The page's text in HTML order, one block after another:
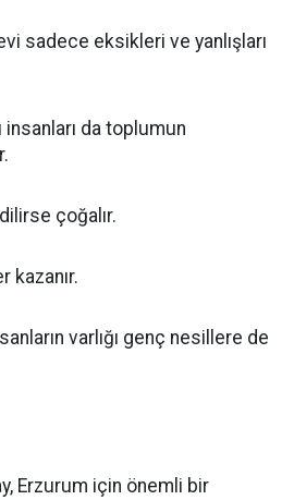
sadece eksikleri ve yanlışları
insanları da toplumun
çoğalır.
kazanır.
varlığı genç nesillere de
Erzurum için önemli bir